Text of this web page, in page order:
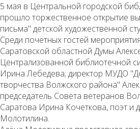
5 мая в Центральной городской
прошло торжественное открытие
письма" детской художественной
Среди почетных гостей
Саратовской областной Думы
Централизованной библиотечной
Ирина Лебедева; директор МУДО
творчества Волжского района"
председатель Совета ветеранов
Саратова Ирина Кочеткова, поэт и
Молотилина.